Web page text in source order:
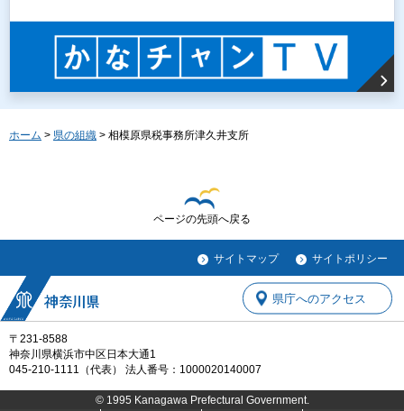
ホーム > 県の組織 > 相模原県税事務所津久井支所
ページの先頭へ戻る
サイトマップ サイトポリシー
〒231-8588
神奈川県横浜市中区日本大通1
045-210-1111（代表） 法人番号：1000020140007
県庁へのアクセス
© 1995 Kanagawa Prefectural Government.